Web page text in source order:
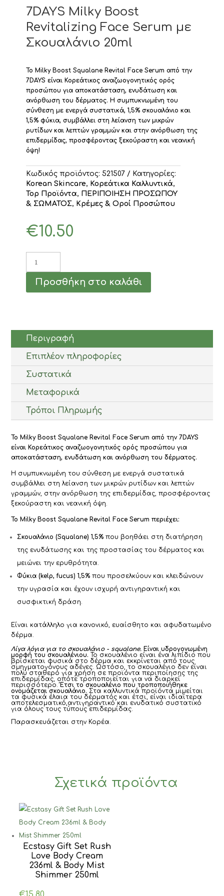
7DAYS Milky Boost
Revitalizing Face Serum με
Σκουαλάνιο 20ml
Το Milky Boost Squalane Revital Face Serum από την
7DAYS είναι Κορεάτικος αναζωογονητικός ορός
προσώπου για αποκατάσταση, ενυδάτωση και
ανόρθωση του δέρματος. Η συμπυκνωμένη του
σύνθεση με ενεργά συστατικά, 1,5%σκουαλάνιο και
1,5% φύκια, συμβάλλει στη λείανση των μικρών
ρυτίδων και λεπτών γραμμών και στην ανόρθωση της
επιδερμίδας, προσφέροντας ξεκούραστη και νεανική
όψη!
Κωδικός προϊόντος:521507
Κατηγορίες:
Korean Skincare, Κορεάτικα Καλλυντικά,
Top Προϊόντα, ΠΕΡΙΠΟΙΗΣΗ ΠΡΟΣΩΠΟΥ
& ΣΩΜΑΤΟΣ, Κρέμες & Οροί Προσώπου
€10.50
Milky
Boost
Revitalizing
20ml
ποσότητα
Προσθήκη στο καλάθι
Περιγραφή
Επιπλέον πληροφορίες
Συστατικά
Μεταφορικά
Τρόποι Πληρωμής
Το Milky Boost Squalane Revital Face Serum από την 7DAYS
είναι Κορεάτικος αναζωογονητικός ορός προσώπου για
αποκατάσταση, ενυδάτωση και ανόρθωση του δέρματος.
Η συμπυκνωμένη του σύνθεση με ενεργά συστατικά
συμβάλλει στη λείανση των μικρών ρυτίδων και λεπτών
γραμμών, στην ανόρθωση της επιδερμίδας, προσφέροντας
ξεκούραστη και νεανική όψη.
Το Milky Boost Squalane Revital Face Serum περιέχει:
Σκουαλάνιο (Squalane) 1,5% που βοηθάει στη διατήρηση
της ενυδάτωσης και της προστασίας του δέρματος και
μειώνει την ερυθρότητα.
Φύκια (kelp, fucus) 1,5% που προσελκύουν και κλειδώνουν
την υγρασία και έχουν ισχυρή αντιγηραντική και
συσφικτική δράση.
Είναι κατάλληλο για κανονικό, ευαίσθητο και αφυδατωμένο
δέρμα.
Λίγα λόγια για το σκουαλάνιο - squalane. Είναι υδρογονωμένη
μορφή του σκουαλένιου.Το σκουαλένιο είναι ένα λιπίδιο που
βρίσκεται φυσικά στο δέρμα και εκκρίνεται από τους
σμηγματογόνους αδένες. Ωστόσο, το σκουαλένιο δεν είναι
πολύ σταθερό για χρήση σε προϊόντα περιποίησης της
επιδερμίδας, οπότε τροποποιείται για να διαρκεί
περισσότερο.Έτσι το σκουαλένιο που τροποποιήθηκε
ονομάζεται σκουαλάνιο.Στα καλλυντικά προϊόντα μιμείται
τα φυσικά έλαια του δέρματός και έτσι, είναι ιδιαίτερα
αποτελεσματικό,αντιγηραντικό και ενυδατικό συστατικό
για όλους τους τύπους επιδερμίδας.
Παρασκευάζεται στην Κορέα.
Σχετικά προϊόντα
Ecstasy Gift Set Rush
Love Body Cream
236ml & Body Mist
Shimmer 250ml